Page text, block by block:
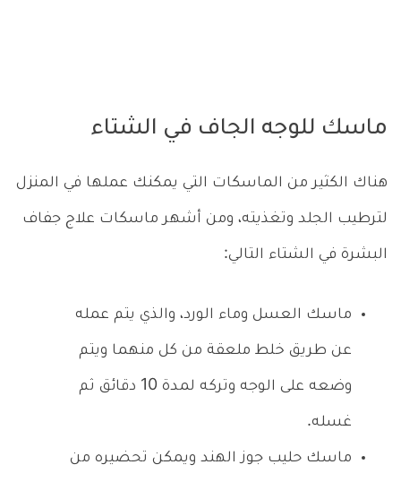
ماسك للوجه الجاف في الشتاء
هناك الكثير من الماسكات التي يمكنك عملها في المنزل
لترطيب الجلد وتغذيته، ومن أشهر ماسكات علاج جفاف
البشرة في الشتاء التالي:
ماسك العسل وماء الورد، والذي يتم عمله
عن طريق خلط ملعقة من كل منهما ويتم
وضعه على الوجه وتركه لمدة 10 دقائق ثم
غسله.
ماسك حليب جوز الهند ويمكن تحضيره من